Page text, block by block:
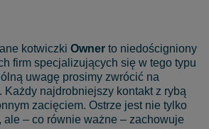
kotwiczki Owner to niedościgniony
firm specjalizujących się w tego typu
uwagę prosimy zwrócić na
Każdy najdrobniejszy kontakt z rybą
zacięciem. Ostrze jest nie tylko
ale – co równie ważne – zachowuje